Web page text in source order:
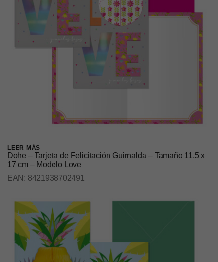
LEER MÁS
Dohe – Tarjeta de Felicitación Guirnalda – Tamaño 11,5 x
17 cm – Modelo Love
EAN: 8421938702491